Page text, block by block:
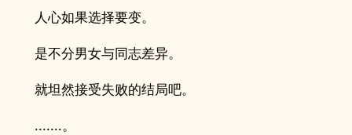
人心如果选择要变。
是不分男女与同志差异。
就坦然接受失败的结局吧。
.......。